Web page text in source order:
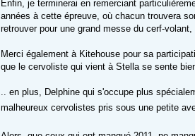
Enfin, je terminerai en remerciant
années à cette épreuve, où chacun trouvera
retrouver pour une grand messe du cerf-
Merci également à Kitehouse pour sa
que le cervoliste qui vient à Stella se sente
.. en plus, Delphine qui s'occupe plus
malheureux cervolistes pris sous une petite